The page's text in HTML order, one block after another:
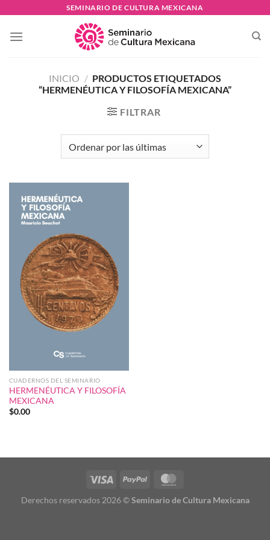
content
SEMINARIO DE CULTURA MEXICANA
INICIO / PRODUCTOS ETIQUETADOS
“HERMENÉUTICA Y FILOSOFÍA MEXICANA”
FILTRAR
CUADERNOS DEL SEMINARIO
HERMENÉUTICA Y FILOSOFÍA
MEXICANA
$0.00
Derechos reservados 2026 ©Seminario de Cultura Mexicana